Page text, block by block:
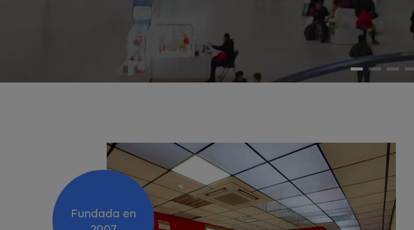
Fundada en